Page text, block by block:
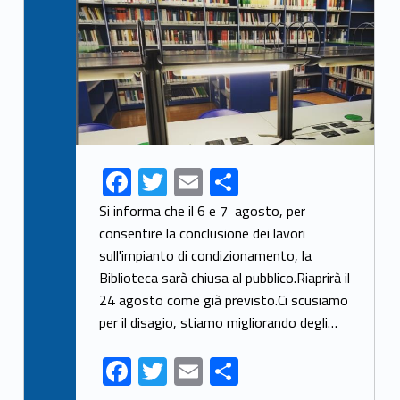
F
ac
e
b
o
o
k
T
w
itt
er
E
m
ai
l
S
h
ar
e
Si informa che il 6 e 7 agosto, per
consentire la conclusione dei lavori
sull'impianto di condizionamento, la
Biblioteca sarà chiusa al pubblico.Riaprirà il
24 agosto come già previsto.Ci scusiamo
per il disagio, stiamo migliorando degli…
F T E S